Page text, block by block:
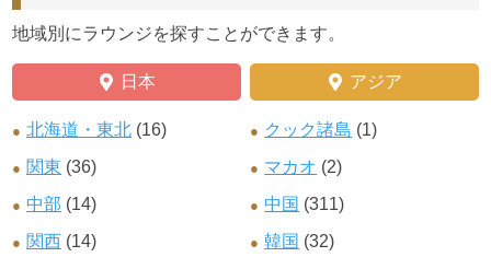
地域別にラウンジを探すことができます。
日本
北海道・東北 (16)
関東 (36)
中部 (14)
関西 (14)
アジア
クック諸島 (1)
マカオ (2)
中国 (311)
韓国 (32)